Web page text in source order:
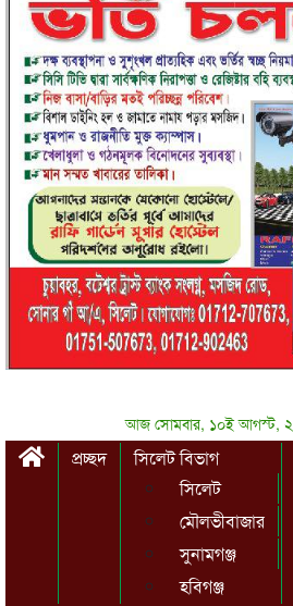
আজ সোমবার, ১০ই আগস্ট,
প্রচ্ছদ
সিলেট বিভাগ
সিলেট
মৌলভীবাজার
সুনামগঞ্জ
হবিগঞ্জ